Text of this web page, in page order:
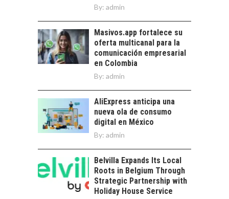
By: admin
Masivos.app fortalece su
oferta multicanal para la
comunicación empresarial
en Colombia
By: admin
AliExpress anticipa una
nueva ola de consumo
digital en México
By: admin
Belvilla Expands Its Local
Roots in Belgium Through
Strategic Partnership with
Holiday House Service